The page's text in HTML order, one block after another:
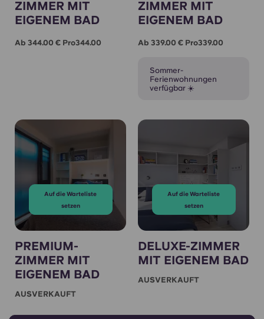
ZIMMER MIT
EIGENEM BAD
Ab 344.00 € Pro344.00
ZIMMER MIT
EIGENEM BAD
Ab 339.00 € Pro339.00
Sommer-
Ferienwohnungen
verfügbar ☀️
Auf die Warteliste
setzen
PREMIUM-
ZIMMER MIT
EIGENEM BAD
AUSVERKAUFT
Auf die Warteliste
setzen
DELUXE-ZIMMER
MIT EIGENEM BAD
AUSVERKAUFT